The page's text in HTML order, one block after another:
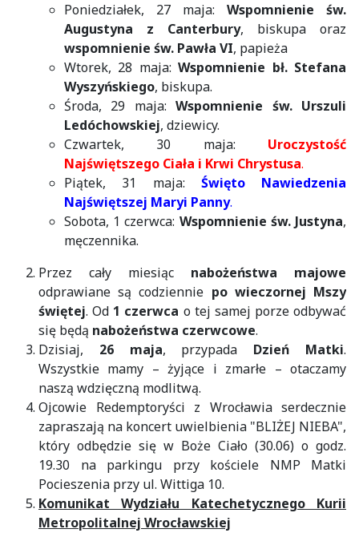
Poniedziałek, 27 maja: Wspomnienie św.
Augustyna z Canterbury, biskupa oraz
wspomnienie św. Pawła VI, papieża
Wtorek, 28 maja:Wspomnienie bł. Stefana
Wyszyńskiego, biskupa.
Środa, 29 maja:Wspomnienie św. Urszuli
Ledóchowskiej, dziewicy.
Czwartek, 30 maja: Uroczystość
Najświętszego Ciała i Krwi Chrystusa.
Piątek, 31 maja: Święto Nawiedzenia
Najświętszej Maryi Panny.
Sobota, 1 czerwca: Wspomnienie św. Justyna,
męczennika.
Przez cały miesiąc nabożeństwa majowe
odprawiane są codziennie po wieczornej Mszy
świętej. Od 1 czerwca o tej samej porze odbywać
się będą nabożeństwa czerwcowe.
Dzisiaj, 26 maja, przypada Dzień Matki.
Wszystkie mamy – żyjące i zmarłe – otaczamy
naszą wdzięczną modlitwą.
Ojcowie Redemptoryści z Wrocławia serdecznie
zapraszają na koncert uwielbienia "BLIŻEJ NIEBA",
który odbędzie się w Boże Ciało (30.06) o godz.
19.30 na parkingu przy kościele NMP Matki
Pocieszenia przy ul. Wittiga 10.
Komunikat Wydziału Katechetycznego Kurii
Metropolitalnej Wrocławskiej